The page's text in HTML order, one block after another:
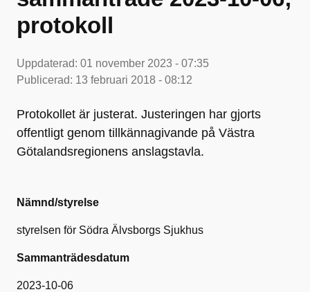
protokoll
Uppdaterad: 01 november 2023 - 07:35
Publicerad: 13 februari 2018 - 08:12
Protokollet är justerat. Justeringen har gjorts
offentligt genom tillkännagivande på Västra
Götalandsregionens anslagstavla.
Nämnd/styrelse
styrelsen för Södra Älvsborgs Sjukhus
Sammanträdesdatum
2023-10-06